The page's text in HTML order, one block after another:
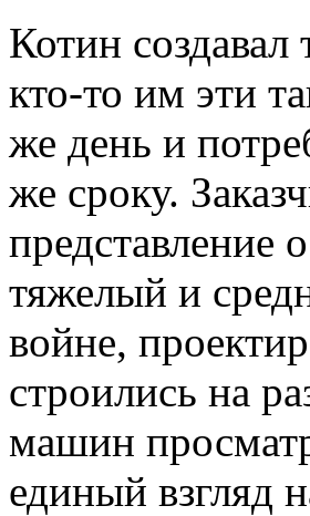
Котин
кто-то им эти
же день и
же сроку.
представление
тяжелый и
войне,
строились на
машин
единый взгляд